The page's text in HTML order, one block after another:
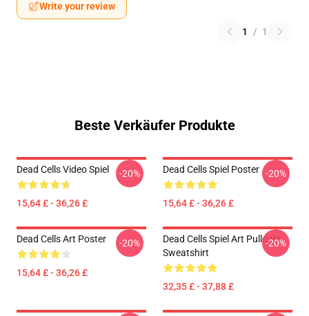
Write your review
1 / 1
Beste Verkäufer Produkte
Dead Cells Video Spiel
15,64 £ - 36,26 £
-20% Dead Cells Spiel Poster
15,64 £ - 36,26 £
-20%
Dead Cells Art Poster
15,64 £ - 36,26 £
-20%
Dead Cells Spiel Art Pullover
Sweatshirt
32,35 £ - 37,88 £
-20%